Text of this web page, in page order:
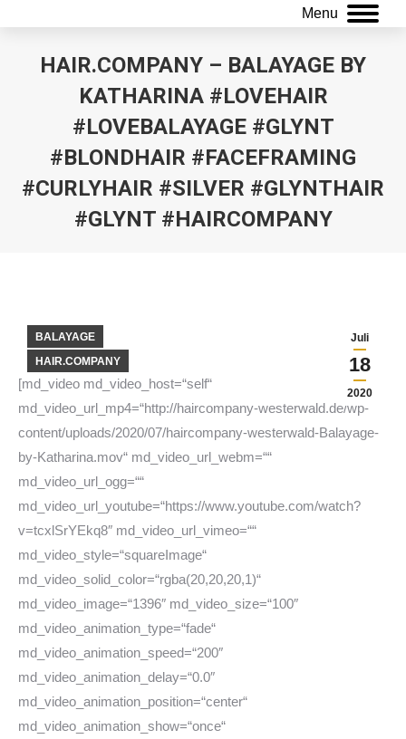
Menu
HAIR.COMPANY – BALAYAGE BY
KATHARINA #LOVEHAIR
#LOVEBALAYAGE #GLYNT
#BLONDHAIR #FACEFRAMING
#CURLYHAIR #SILVER #GLYNTHAIR
#GLYNT #HAIRCOMPANY
Juli
18
2020
BALAYAGE
HAIR.COMPANY
[md_video md_video_host=“self“
md_video_url_mp4=“http://haircompany-westerwald.de/wp-
content/uploads/2020/07/haircompany-westerwald-Balayage-
by-Katharina.mov“ md_video_url_webm=““
md_video_url_ogg=““
md_video_url_youtube=“https://www.youtube.com/watch?
v=tcxlSrYEkq8″ md_video_url_vimeo=““
md_video_style=“squareImage“
md_video_solid_color=“rgba(20,20,20,1)“
md_video_image=“1396″ md_video_size=“100″
md_video_animation_type=“fade“
md_video_animation_speed=“200″
md_video_animation_delay=“0.0″
md_video_animation_position=“center“
md_video_animation_show=“once“